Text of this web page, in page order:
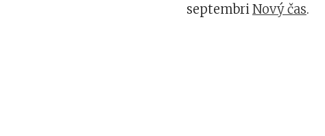
septembriNový čas.